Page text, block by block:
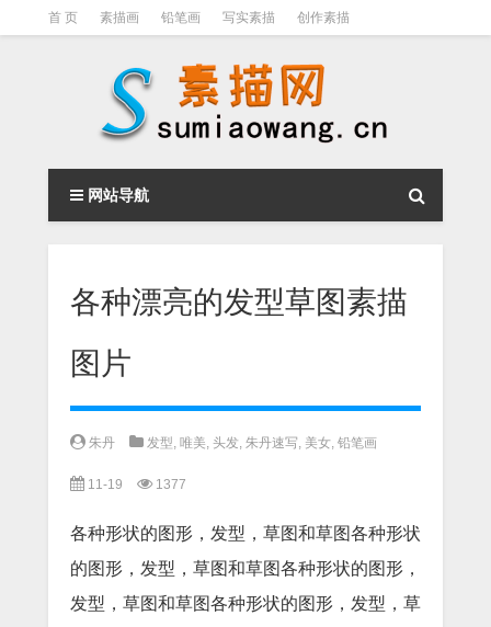
首 页 素描画 铅笔画 写实素描 创作素描
素描视频教程
网站导航
各种漂亮的发型草图素描
图片
朱丹 发型, 唯美, 头发, 朱丹速写, 美女, 铅笔画
11-19 1377
各种形状的图形，发型，草图和草图各种形状
的图形，发型，草图和草图各种形状的图形，
发型，草图和草图各种形状的图形，发型，草